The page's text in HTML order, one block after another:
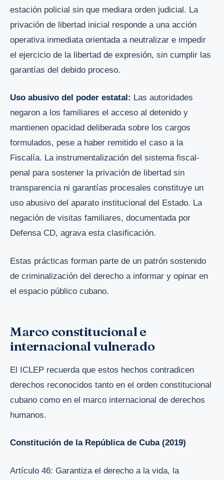
estación policial sin que mediara orden judicial. La
privación de libertad inicial responde a una acción
operativa inmediata orientada a neutralizar e impedir
el ejercicio de la libertad de expresión, sin cumplir las
garantías del debido proceso.
Uso abusivo del poder estatal: Las autoridades
negaron a los familiares el acceso al detenido y
mantienen opacidad deliberada sobre los cargos
formulados, pese a haber remitido el caso a la
Fiscalía. La instrumentalización del sistema fiscal-
penal para sostener la privación de libertad sin
transparencia ni garantías procesales constituye un
uso abusivo del aparato institucional del Estado. La
negación de visitas familiares, documentada por
Defensa CD, agrava esta clasificación.
Estas prácticas forman parte de un patrón sostenido
de criminalización del derecho a informar y opinar en
el espacio público cubano.
Marco constitucional e
internacional vulnerado
El ICLEP recuerda que estos hechos contradicen
derechos reconocidos tanto en el orden constitucional
cubano como en el marco internacional de derechos
humanos.
Constitución de la República de Cuba (2019)
Artículo 46: Garantiza el derecho a la vida, la